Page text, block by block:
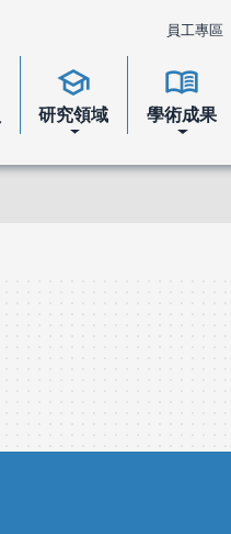
員工專區
school
研究領域
menu_book
學術成果